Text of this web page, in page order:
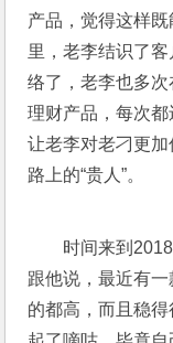
产品，觉得这样
里，老李结识了
络了，老李也多
理财产品，每次
让老李对老刁更
路上的“贵人”。
时间来到
跟他说，最近有
的都高，而且稳